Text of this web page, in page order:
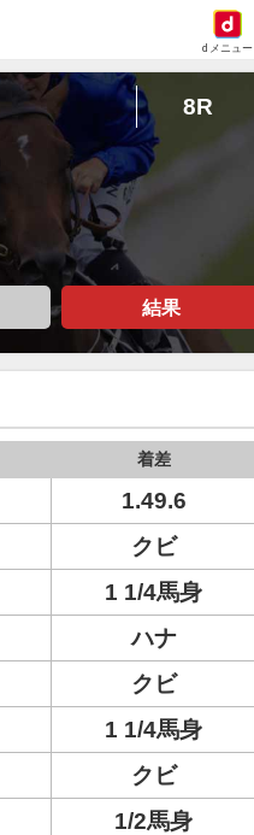
dメニュー
8R
結果
着差
1.49.6
クビ
1 1/4馬身
ハナ
クビ
1 1/4馬身
クビ
1/2馬身